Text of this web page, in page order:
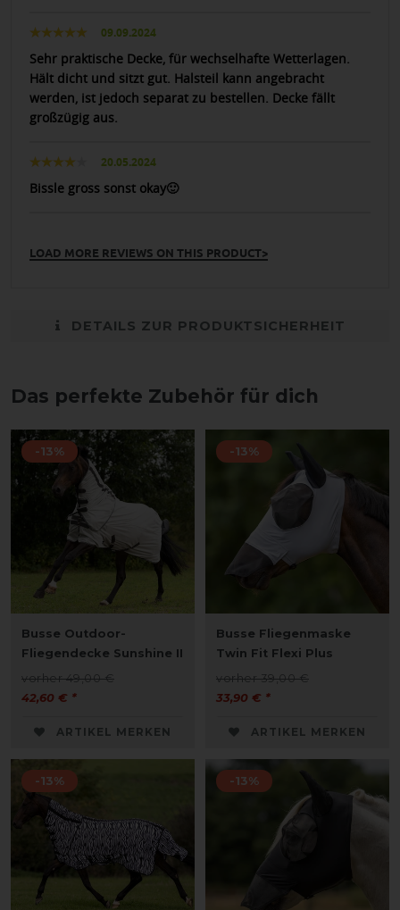
09.09.2024
Sehr praktische Decke, für wechselhafte Wetterlagen.
Hält dicht und sitzt gut. Halsteil kann angebracht
werden, ist jedoch separat zu bestellen. Decke fällt
großzügig aus.
20.05.2024
Bissle gross sonst okay🙂
LOAD MORE REVIEWS ON THIS PRODUCT>
DETAILS ZUR PRODUKTSICHERHEIT
Das perfekte Zubehör für dich
-13%
Busse Outdoor-
Fliegendecke Sunshine II
vorher 49,00 €
42,60 € *
ARTIKEL MERKEN
-13%
Busse Fliegenmaske
Twin Fit Flexi Plus
vorher 39,00 €
33,90 € *
ARTIKEL MERKEN
-13% -13%